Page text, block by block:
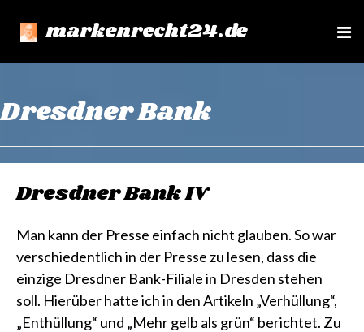
markenrecht24.de
e
Dresdner Bank
Dresdner Bank IV
Man kann der Presse einfach nicht glauben. So war
verschiedentlich in der Presse zu lesen, dass die
einzige Dresdner Bank-Filiale in Dresden stehen
soll. Hierüber hatte ich in den Artikeln „Verhüllung“,
„Enthüllung“ und „Mehr gelb als grün“ berichtet. Zu